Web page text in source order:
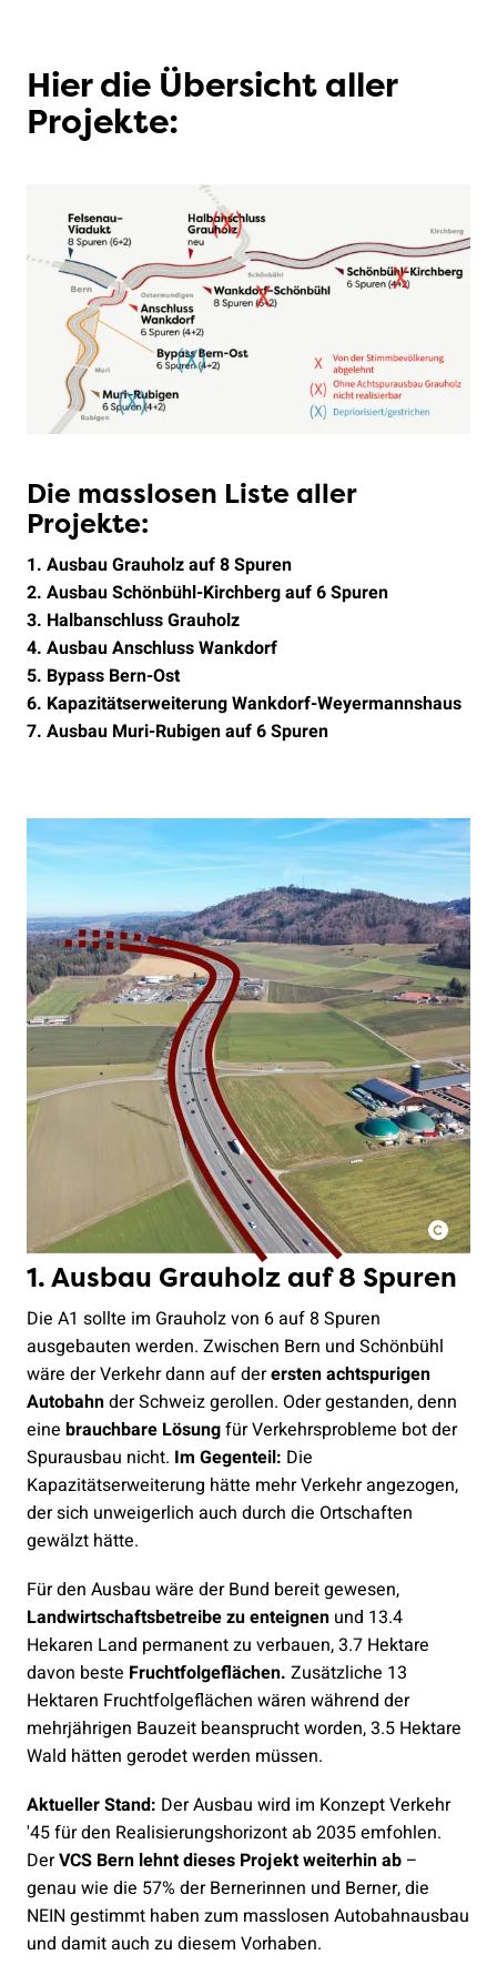
Hier die Übersicht aller
Projekte:
Die masslosen Liste aller
Projekte:
1. Ausbau Grauholz auf 8 Spuren
2. Ausbau Schönbühl-Kirchberg auf 6 Spuren
3. Halbanschluss Grauholz
4. Ausbau Anschluss Wankdorf
5. Bypass Bern-Ost
6. Kapazitätserweiterung Wankdorf-Weyermannshaus
7. Ausbau Muri-Rubigen auf 6 Spuren
1. Ausbau Grauholz auf 8 Spuren
Die A1 sollte im Grauholz von 6 auf 8 Spuren
ausgebauten werden. Zwischen Bern und Schönbühl
wäre der Verkehr dann auf derersten achtspurigen
Autobahnder Schweiz gerollen. Oder gestanden, denn
eine brauchbare Lösungfür Verkehrsprobleme bot der
Spurausbau nicht. Im Gegenteil: Die
Kapazitätserweiterung hätte mehr Verkehr angezogen,
der sich unweigerlich auch durch die Ortschaften
gewälzt hätte.
Für den Ausbau wäre der Bund bereit gewesen,
Landwirtschaftsbetreibe zu enteignen und 13.4
Hekaren Land permanent zu verbauen, 3.7 Hektare
davon beste Fruchtfolgeflächen. Zusätzliche 13
Hektaren Fruchtfolgeflächen wären während der
mehrjährigen Bauzeit beansprucht worden, 3.5 Hektare
Wald hätten gerodet werden müssen.
Aktueller Stand: Der Ausbau wird im Konzept Verkehr
'45 für den Realisierungshorizont ab 2035 emfohlen.
DerVCS Bern lehnt dieses Projekt weiterhin ab –
genau wie die 57% der Bernerinnen und Berner, die
NEIN gestimmt haben zum masslosen Autobahnausbau
und damit auch zu diesem Vorhaben.